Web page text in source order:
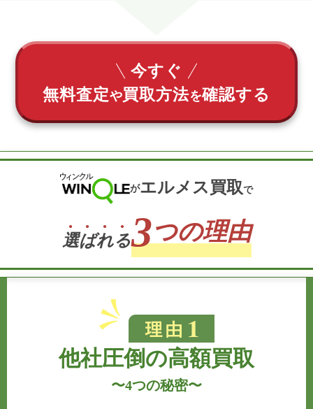
今すぐ
無料査定や買取方法を確認する
がエルメス買取で
選ばれる3つの理由
他社圧倒の高額買取
〜4つの秘密〜